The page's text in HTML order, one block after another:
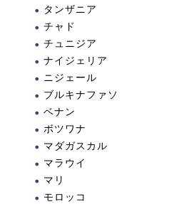
タンザニア
チャド
チュニジア
ナイジェリア
ニジェール
ブルキナファソ
ベナン
ボツワナ
マダガスカル
マラウイ
マリ
モロッコ